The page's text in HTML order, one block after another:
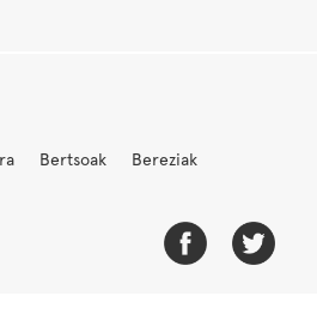
Bertsoak
Bereziak